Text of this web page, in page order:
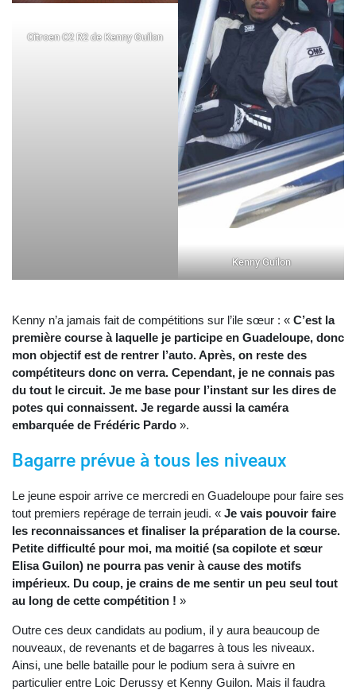
Citroen C2 R2 de Kenny Guilon
Kenny Guilon
Kenny n’a jamais fait de compétitions sur l’ile sœur : « C’est la
première course à laquelle je participe en Guadeloupe, donc
mon objectif est de rentrer l’auto. Après, on reste des
compétiteurs donc on verra. Cependant, je ne connais pas
du tout le circuit. Je me base pour l’instant sur les dires de
potes qui connaissent. Je regarde aussi la caméra
embarquée de Frédéric Pardo ».
Bagarre prévue à tous les niveaux
Le jeune espoir arrive ce mercredi en Guadeloupe pour faire ses
tout premiers repérage de terrain jeudi. « Je vais pouvoir faire
les reconnaissances et finaliser la préparation de la course.
Petite difficulté pour moi, ma moitié (sa copilote et sœur
Elisa Guilon) ne pourra pas venir à cause des motifs
impérieux. Du coup, je crains de me sentir un peu seul tout
au long de cette compétition ! »
Outre ces deux candidats au podium, il y aura beaucoup de
nouveaux, de revenants et de bagarres à tous les niveaux.
Ainsi, une belle bataille pour le podium sera à suivre en
particulier entre Loic Derussy et Kenny Guilon. Mais il faudra